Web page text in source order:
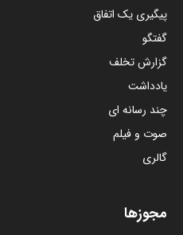
پیگیری یک اتفاق
گفتگو
گزارش تخلف
یادداشت
چند رسانه ای
صوت و فیلم
گالری
مجوزها